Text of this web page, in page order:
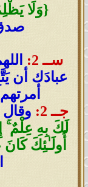
{وَلَا
صدق
ســ 2:
عبادَك أن
جــ 2:
وقال
لَكَ بِهِ عِلْمٌ
أُولَـٰئِكَ كَانَ